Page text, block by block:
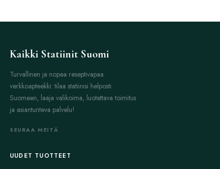
Kaikki Statiinit Suomi
Turvallinen ja nopea reseptivapaa
verkkoapteekki: tilaa statiinisi helposti
Suomeen, laaja valikoima, luotettava toimitus
ja asiantunteva palvelu!
SEURAA MEITÄ
UUDET TUOTTEET